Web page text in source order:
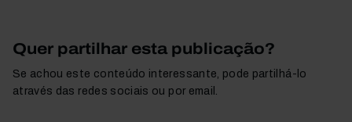
Quer partilhar esta publicação?
Se achou este conteúdo interessante, pode partilhá-lo
através das redes sociais ou por email.